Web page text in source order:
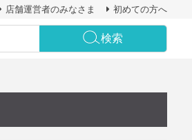
店舗運営者のみなさま 初めての方へ
検索